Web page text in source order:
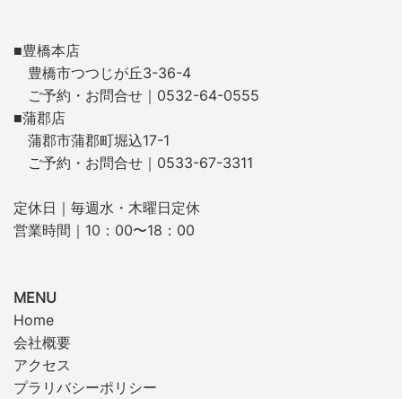
■豊橋本店
豊橋市つつじが丘3-36-4
ご予約・お問合せ｜0532-64-0555
■蒲郡店
蒲郡市蒲郡町堀込17-1
ご予約・お問合せ｜0533-67-3311
定休日｜毎週水・木曜日定休
営業時間｜10：00〜18：00
MENU
Home
会社概要
アクセス
プラリバシーポリシー